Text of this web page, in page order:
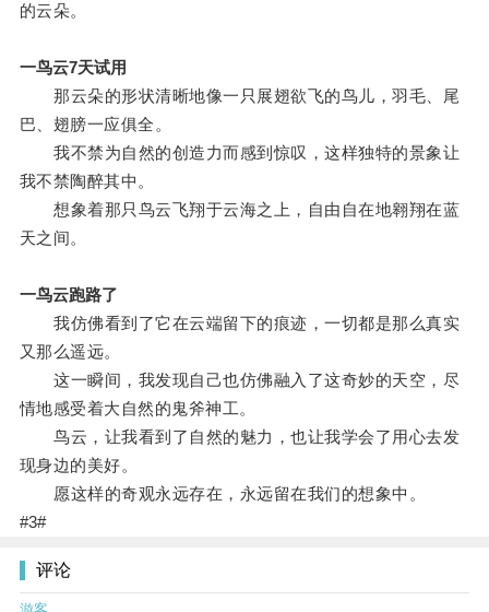
的云朵。
一鸟云7天试用
那云朵的形状清晰地像一只展翅欲飞的鸟儿，羽毛、尾
巴、翅膀一应俱全。
我不禁为自然的创造力而感到惊叹，这样独特的景象让
我不禁陶醉其中。
想象着那只鸟云飞翔于云海之上，自由自在地翱翔在蓝
天之间。
一鸟云跑路了
我仿佛看到了它在云端留下的痕迹，一切都是那么真实
又那么遥远。
这一瞬间，我发现自己也仿佛融入了这奇妙的天空，尽
情地感受着大自然的鬼斧神工。
鸟云，让我看到了自然的魅力，也让我学会了用心去发
现身边的美好。
愿这样的奇观永远存在，永远留在我们的想象中。
#3#
评论